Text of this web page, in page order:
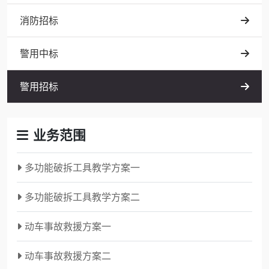
消防招标
警用中标
警用招标
业务范围
多功能破拆工具教学方案一
多功能破拆工具教学方案二
动车事故救援方案一
动车事故救援方案二